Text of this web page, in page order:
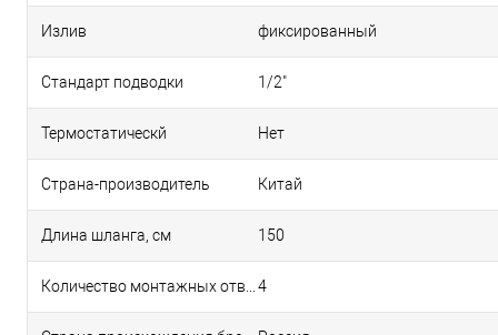
Излив фиксированный
Стандарт подводки 1/2"
Термостатическй Нет
Страна-производитель Китай
Длина шланга, см 150
4